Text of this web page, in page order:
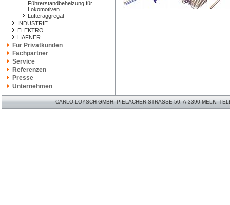
Führerstandbeheizung für
Lokomotiven
Lüfteraggregat
INDUSTRIE
ELEKTRO
HAFNER
Für Privatkunden
Fachpartner
Service
Referenzen
Presse
Unternehmen
CARLO-LOYSCH GMBH. PIELACHER STRASSE 50, A-3390 MELK.